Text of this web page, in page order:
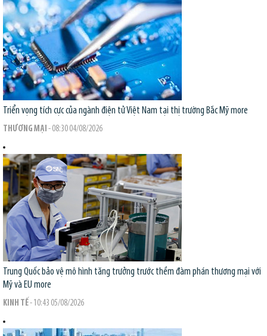
Triển vọng tích cực của ngành điện tử Việt Nam tại thị trường Bắc Mỹmore
THƯƠNG MẠI - 08:30 04/08/2026
Trung Quốc bảo vệ mô hình tăng trưởng trước thềm đàm phán thương mại với
Mỹ và EU more
KINH TẾ- 10:43 05/08/2026